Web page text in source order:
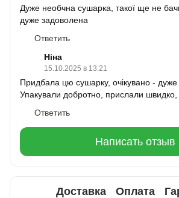
Дуже необчна сушарка, такої ще не
дуже задоволена
Ответить
Ніна
15.10.2025 в 13:21
Придбала цю сушарку, очікувано - дуже
Упакували добротно, прислали
Ответить
Написать отзыв
Доставка Оплата